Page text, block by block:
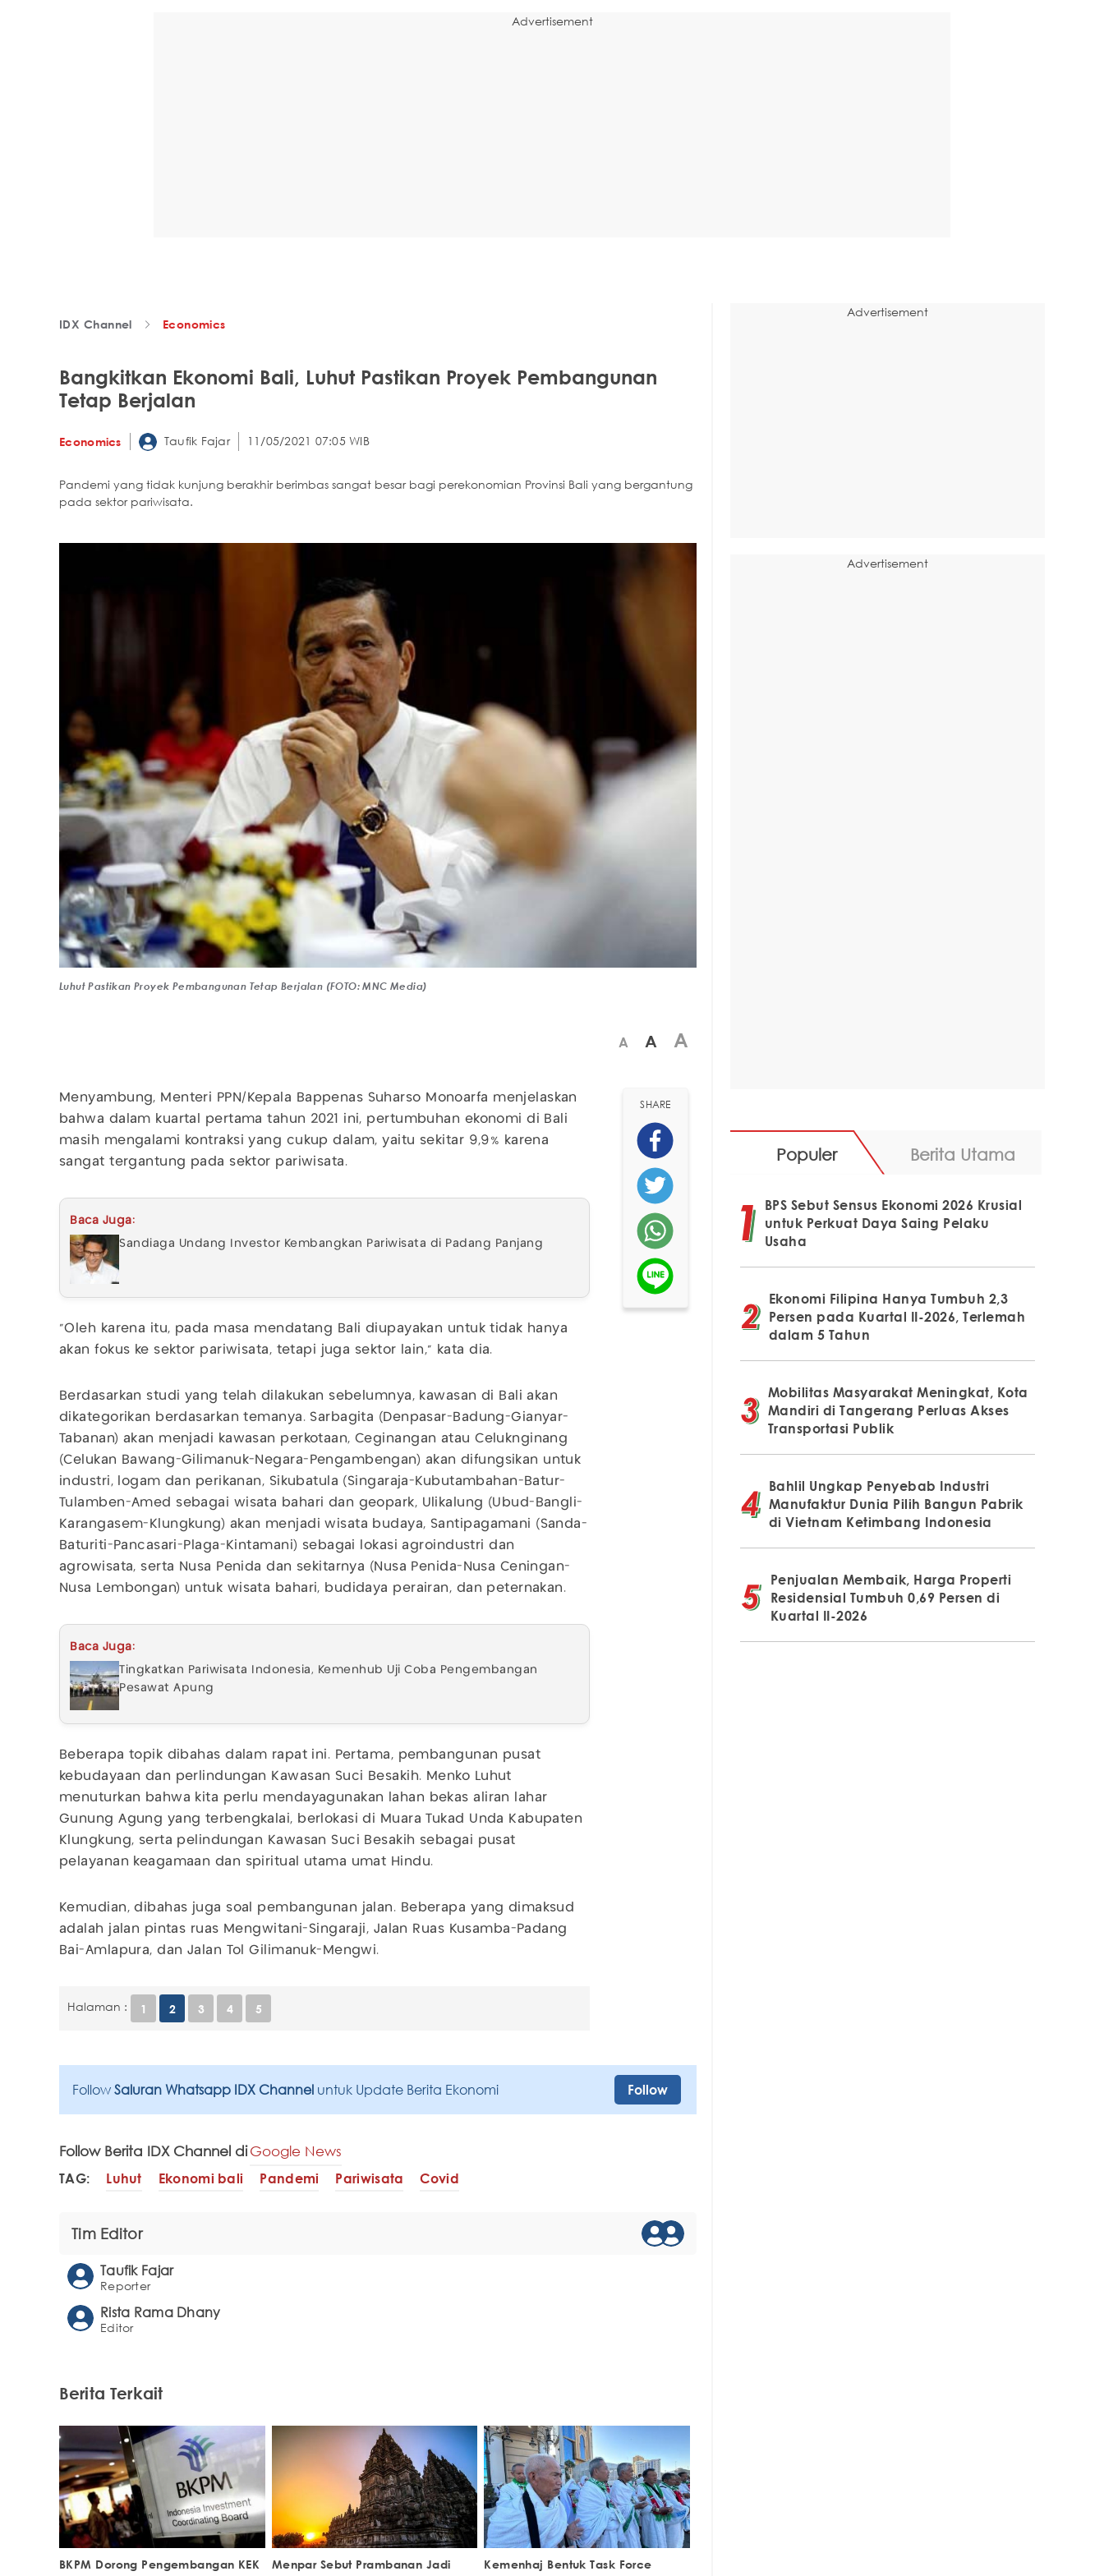
Advertisement
IDX Channel Economics
Bangkitkan Ekonomi Bali, Luhut Pastikan Proyek Pembangunan
Tetap Berjalan
Economics Taufik Fajar 11/05/2021 07:05 WIB
Pandemi yang tidak kunjung berakhir berimbas sangat besar bagi perekonomian Provinsi Bali yang bergantung
pada sektor pariwisata.
Luhut Pastikan Proyek Pembangunan Tetap Berjalan (FOTO: MNC Media)
A A A
Menyambung, Menteri PPN/Kepala Bappenas Suharso Monoarfa menjelaskan
bahwa dalam kuartal pertama tahun 2021 ini, pertumbuhan ekonomi di Bali
masih mengalami kontraksi yang cukup dalam, yaitu sekitar 9,9% karena
sangat tergantung pada sektor pariwisata.
Baca Juga:
Sandiaga Undang Investor Kembangkan Pariwisata di Padang Panjang
"Oleh karena itu, pada masa mendatang Bali diupayakan untuk tidak hanya
akan fokus ke sektor pariwisata, tetapi juga sektor lain," kata dia.
Berdasarkan studi yang telah dilakukan sebelumnya, kawasan di Bali akan
dikategorikan berdasarkan temanya. Sarbagita (Denpasar-Badung-Gianyar-
Tabanan) akan menjadi kawasan perkotaan, Ceginangan atau Celuknginang
(Celukan Bawang-Gilimanuk-Negara-Pengambengan) akan difungsikan untuk
industri, logam dan perikanan, Sikubatula (Singaraja-Kubutambahan-Batur-
Tulamben-Amed sebagai wisata bahari dan geopark, Ulikalung (Ubud-Bangli-
Karangasem-Klungkung) akan menjadi wisata budaya, Santipagamani (Sanda-
Baturiti-Pancasari-Plaga-Kintamani) sebagai lokasi agroindustri dan
agrowisata, serta Nusa Penida dan sekitarnya (Nusa Penida-Nusa Ceningan-
Nusa Lembongan) untuk wisata bahari, budidaya perairan, dan peternakan.
Baca Juga:
Tingkatkan Pariwisata Indonesia, Kemenhub Uji Coba Pengembangan
Pesawat Apung
Beberapa topik dibahas dalam rapat ini. Pertama, pembangunan pusat
kebudayaan dan perlindungan Kawasan Suci Besakih. Menko Luhut
menuturkan bahwa kita perlu mendayagunakan lahan bekas aliran lahar
Gunung Agung yang terbengkalai, berlokasi di Muara Tukad Unda Kabupaten
Klungkung, serta pelindungan Kawasan Suci Besakih sebagai pusat
pelayanan keagamaan dan spiritual utama umat Hindu.
Kemudian, dibahas juga soal pembangunan jalan. Beberapa yang dimaksud
adalah jalan pintas ruas Mengwitani-Singaraji, Jalan Ruas Kusamba-Padang
Bai-Amlapura, dan Jalan Tol Gilimanuk-Mengwi.
Halaman : 1 2 3 4 5
SHARE
Follow Saluran Whatsapp IDX Channel untuk Update Berita Ekonomi Follow
Follow Berita IDX Channel diGoogle News
TAG: Luhut Ekonomi bali Pandemi Pariwisata Covid
Tim Editor
Taufik Fajar
Reporter
Rista Rama Dhany
Editor
Berita Terkait
BKPM Dorong Pengembangan KEK
Menpar Sebut Prambanan Jadi
Kemenhaj Bentuk Task Force
Advertisement
Advertisement
Populer Berita Utama
BPS Sebut Sensus Ekonomi 2026 Krusial
untuk Perkuat Daya Saing Pelaku
Usaha
Ekonomi Filipina Hanya Tumbuh 2,3
Persen pada Kuartal II-2026, Terlemah
dalam 5 Tahun
Mobilitas Masyarakat Meningkat, Kota
Mandiri di Tangerang Perluas Akses
Transportasi Publik
Bahlil Ungkap Penyebab Industri
Manufaktur Dunia Pilih Bangun Pabrik
di Vietnam Ketimbang Indonesia
Penjualan Membaik, Harga Properti
Residensial Tumbuh 0,69 Persen di
Kuartal II-2026